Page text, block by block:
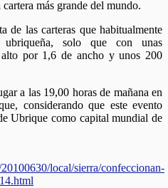
más grande del mundo.
de las carteras que habitualmente
solo que con unas
por 1,6 de ancho y unos 200
a las 19,00 horas de mañana en
considerando que este evento
Ubrique como capital mundial de
local/sierra/confeccionan-